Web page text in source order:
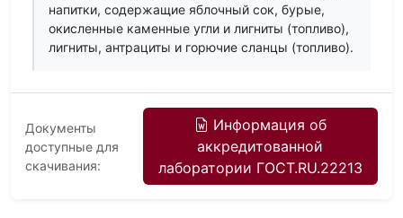
напитки, содержащие яблочный сок, бурые,
окисленные каменные угли и лигниты (топливо),
лигниты, антрациты и горючие сланцы (топливо).
Документы
доступные для
скачивания:
Информация об
аккредитованной
лаборатории ГОСТ.RU.22213